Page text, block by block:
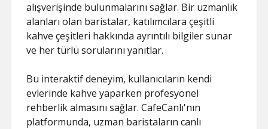
alışverişinde bulunmalarını sağlar. Bir uzmanlık
alanları olan baristalar, katılımcılara çeşitli
kahve çeşitleri hakkında ayrıntılı bilgiler sunar
ve her türlü sorularını yanıtlar.
Bu interaktif deneyim, kullanıcıların kendi
evlerinde kahve yaparken profesyonel
rehberlik almasını sağlar. CafeCanlı'nın
platformunda, uzman baristaların canlı